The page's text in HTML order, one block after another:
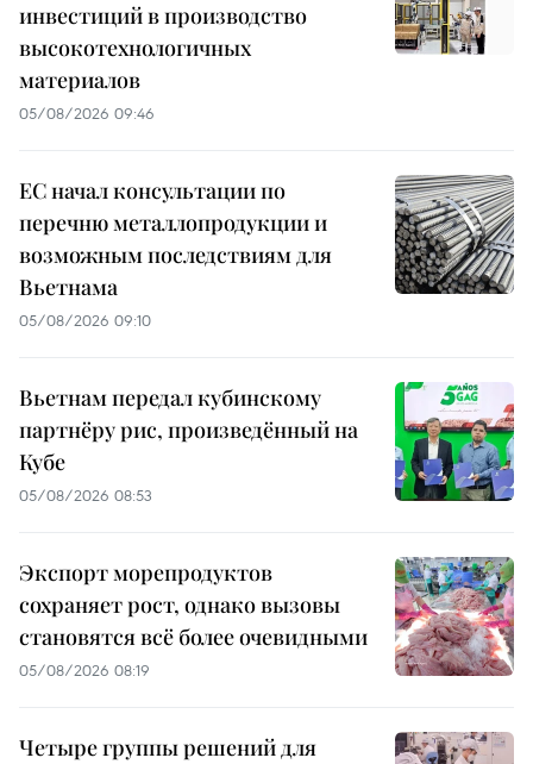
инвестиций в производство
высокотехнологичных
материалов
05/08/2026 09:46
ЕС начал консультации по
перечню металлопродукции и
возможным последствиям для
Вьетнама
05/08/2026 09:10
Вьетнам передал кубинскому
партнёру рис, произведённый на
Кубе
05/08/2026 08:53
Экспорт морепродуктов
сохраняет рост, однако вызовы
становятся всё более очевидными
05/08/2026 08:19
Четыре группы решений для